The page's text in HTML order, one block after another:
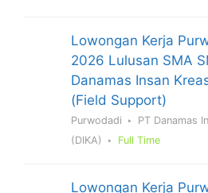
Lowongan Kerja
2026 Lulusan SMA
Danamas Insan
(Field Support)
Purwodadi
PT Danamas
(DIKA)
Full Time
Lowongan Kerja